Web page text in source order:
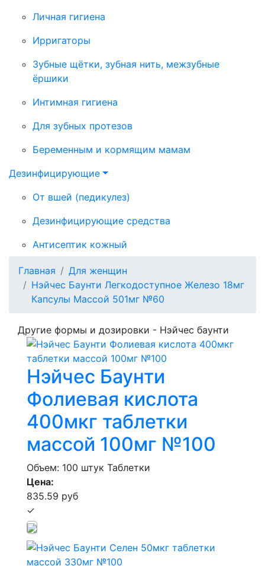
Личная гигиена
Ирригаторы
Зубные щётки, зубная нить, межзубные
ёршики
Интимная гигиена
Для зубных протезов
Беременным и кормящим мамам
Дезинфицирующие
От вшей (педикулез)
Дезинфицирующие средства
Антисептик кожный
Главная
Для женщин
Нэйчес Баунти Легкодоступное Железо 18мг
Капсулы Массой 501мг №60
Другие формы и дозировки - Нэйчес баунти
Нэйчес Баунти
Фолиевая кислота
400мкг таблетки
массой 100мг №100
Объем: 100 штук Таблетки
Цена:
835.59 руб
✓